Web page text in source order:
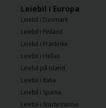
Leiebil i Europa
Leiebil i Danmark
Leiebil i Finland
Leiebil i Frankrike
Leiebil i Hellas
Leiebil på Island
Leiebil i Italia
Leiebil i Spania
Leiebil i Storbritannia